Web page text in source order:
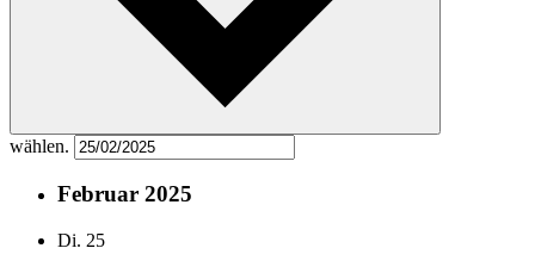
wählen.
Februar 2025
Di. 25